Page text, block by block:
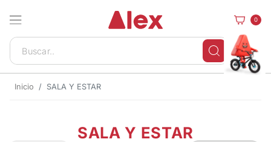
0
Inicio SALA Y ESTAR
SALA Y ESTAR